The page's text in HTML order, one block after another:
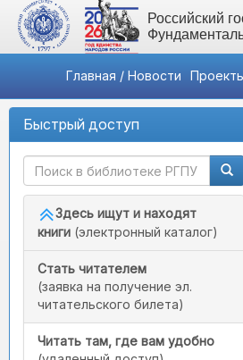
Российский
Главная / Новости
Быстрый доступ
Здесь ищут и находят
книги (электронный каталог)
Стать читателем
(заявка на получение эл.
читательского билета)
Читать там, где вам удобно